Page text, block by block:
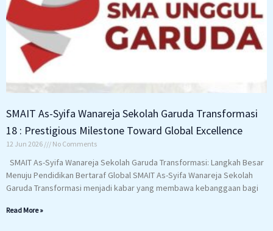
SMAIT As-Syifa Wanareja Sekolah Garuda Transformasi
18 : Prestigious Milestone Toward Global Excellence
12 Jun 2026 No Comments
SMAIT As-Syifa Wanareja Sekolah Garuda Transformasi: Langkah Besar
Menuju Pendidikan Bertaraf Global SMAIT As-Syifa Wanareja Sekolah
Garuda Transformasi menjadi kabar yang membawa kebanggaan bagi
Read More »